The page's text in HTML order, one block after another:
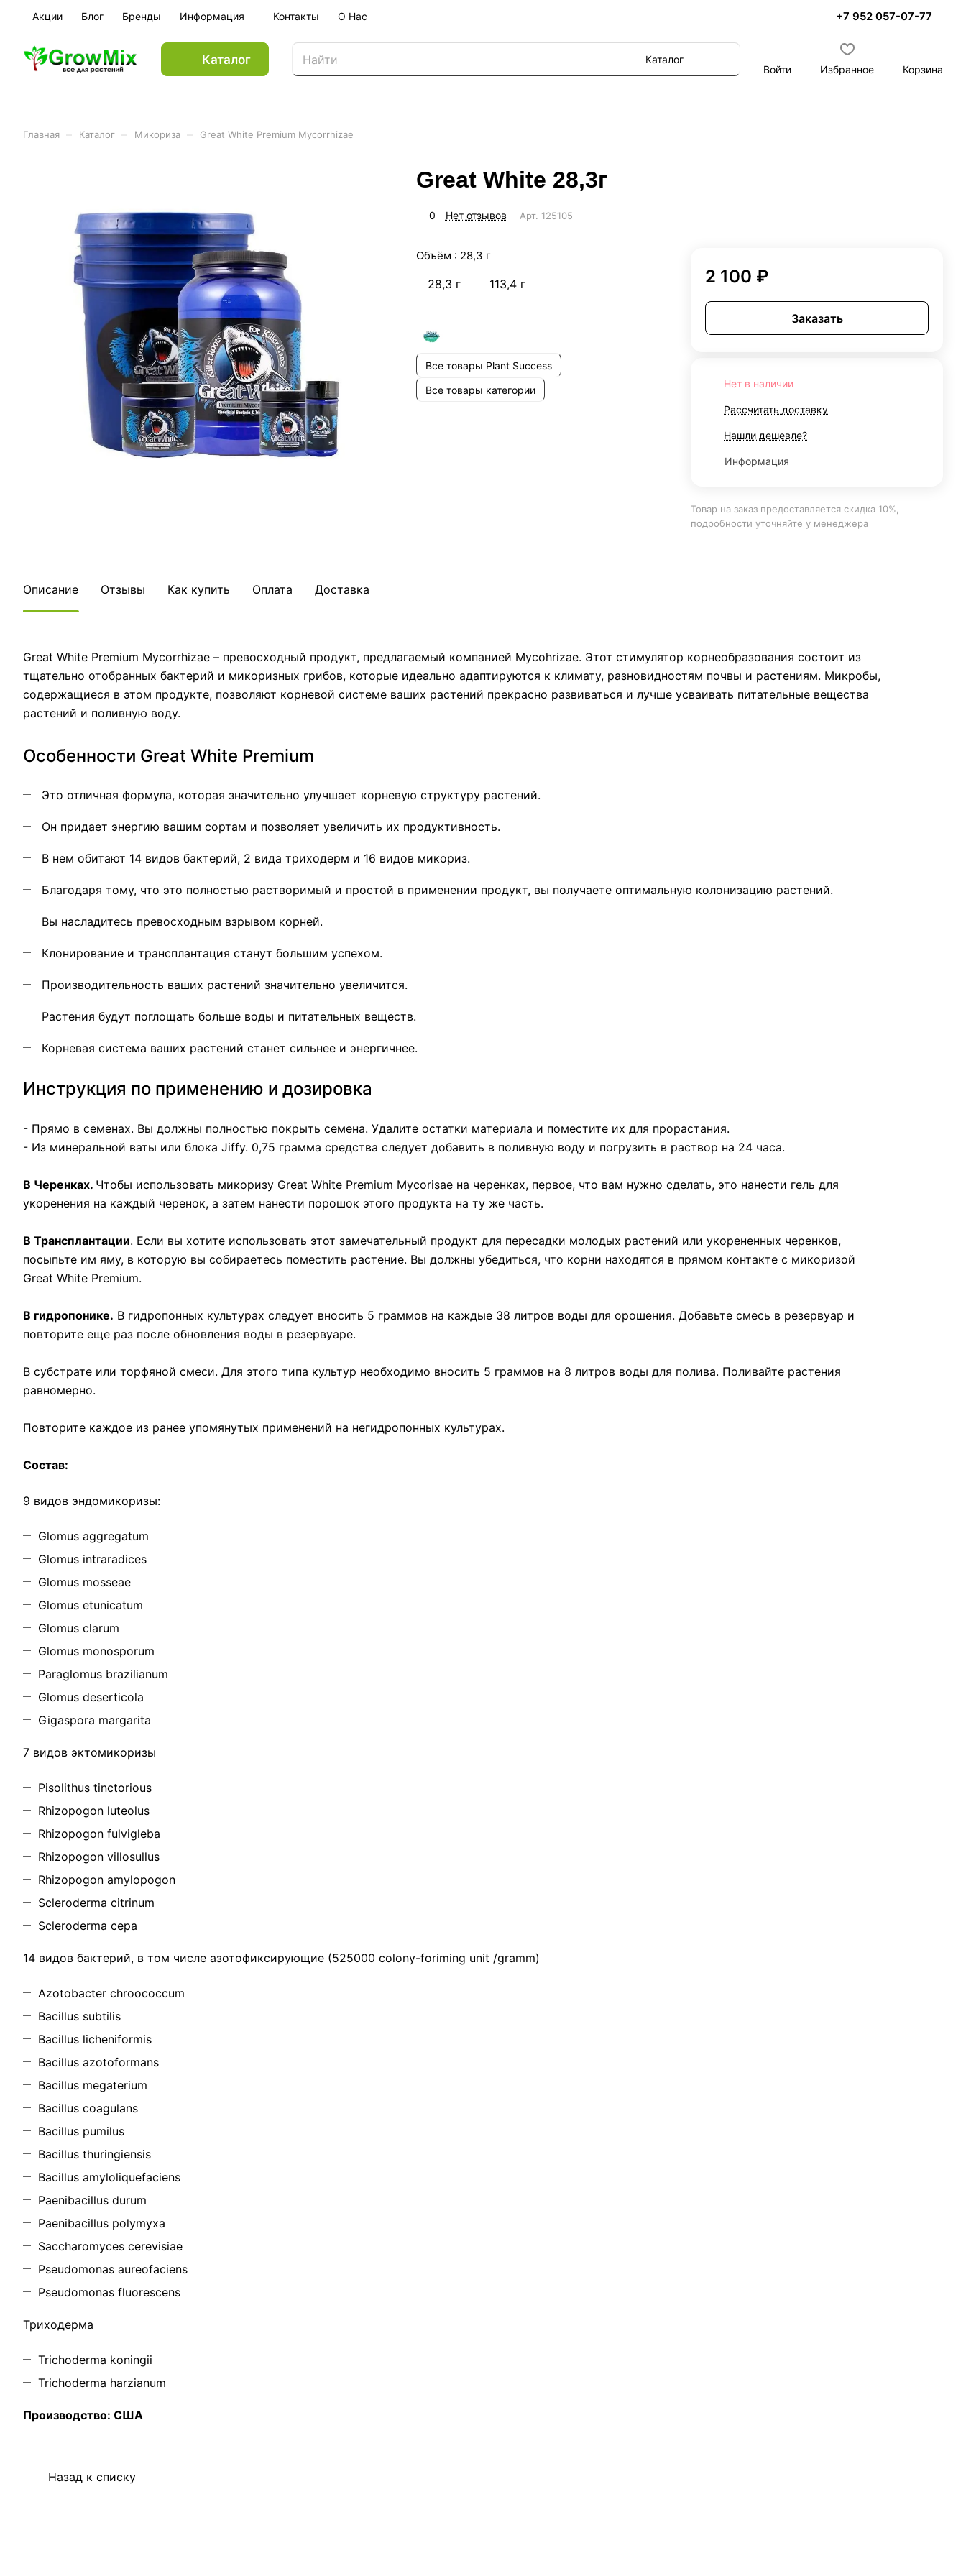
Акции Блог Бренды Информация Контакты О Нас +7 952 057-07-77
Каталог
Каталог
Войти
Избранное Корзина
Главная Каталог Микориза Great White Premium Mycorrhizae
Great White 28,3г
0 Нет отзывов Арт. 125105
Объём : 28,3 г
28,3 г 113,4 г
Все товары Plant Success
Все товары категории
2 100 ₽
Заказать
Нет в наличии
Рассчитать доставку
Нашли дешевле?
Информация
Товар на заказ предоставляется скидка 10%,
подробности уточняйте у менеджера
Описание Отзывы Как купить Оплата Доставка
Great White Premium Mycorrhizae – превосходный продукт, предлагаемый компанией Mycohrizae. Этот стимулятор корнеобразования состоит из
тщательно отобранных бактерий и микоризных грибов, которые идеально адаптируются к климату, разновидностям почвы и растениям. Микробы,
содержащиеся в этом продукте, позволяют корневой системе ваших растений прекрасно развиваться и лучше усваивать питательные вещества
растений и поливную воду.
Особенности Great White Premium
Это отличная формула, которая значительно улучшает корневую структуру растений.
Он придает энергию вашим сортам и позволяет увеличить их продуктивность.
В нем обитают 14 видов бактерий, 2 вида триходерм и 16 видов микориз.
Благодаря тому, что это полностью растворимый и простой в применении продукт, вы получаете оптимальную колонизацию растений.
Вы насладитесь превосходным взрывом корней.
Клонирование и трансплантация станут большим успехом.
Производительность ваших растений значительно увеличится.
Растения будут поглощать больше воды и питательных веществ.
Корневая система ваших растений станет сильнее и энергичнее.
Инструкция по применению и дозировка
- Прямо в семенах. Вы должны полностью покрыть семена. Удалите остатки материала и поместите их для прорастания.
- Из минеральной ваты или блока Jiffy. 0,75 грамма средства следует добавить в поливную воду и погрузить в раствор на 24 часа.
В Черенках. Чтобы использовать микоризу Great White Premium Mycorisae на черенках, первое, что вам нужно сделать, это нанести гель для
укоренения на каждый черенок, а затем нанести порошок этого продукта на ту же часть.
В Трансплантации. Если вы хотите использовать этот замечательный продукт для пересадки молодых растений или укорененных черенков,
посыпьте им яму, в которую вы собираетесь поместить растение. Вы должны убедиться, что корни находятся в прямом контакте с микоризой
Great White Premium.
В гидропонике. В гидропонных культурах следует вносить 5 граммов на каждые 38 литров воды для орошения. Добавьте смесь в резервуар и
повторите еще раз после обновления воды в резервуаре.
В субстрате или торфяной смеси. Для этого типа культур необходимо вносить 5 граммов на 8 литров воды для полива. Поливайте растения
равномерно.
Повторите каждое из ранее упомянутых применений на негидропонных культурах.
Состав:
9 видов эндомикоризы:
Glomus aggregatum
Glomus intraradices
Glomus mosseae
Glomus etunicatum
Glomus clarum
Glomus monosporum
Paraglomus brazilianum
Glomus deserticola
Gigaspora margarita
7 видов эктомикоризы
Pisolithus tinctorious
Rhizopogon luteolus
Rhizopogon fulvigleba
Rhizopogon villosullus
Rhizopogon amylopogon
Scleroderma citrinum
Scleroderma cepa
14 видов бактерий, в том числе азотофиксирующие (525000 colony-foriming unit /gramm)
Azotobacter chroococcum
Bacillus subtilis
Bacillus licheniformis
Bacillus azotoformans
Bacillus megaterium
Bacillus coagulans
Bacillus pumilus
Bacillus thuringiensis
Bacillus amyloliquefaciens
Paenibacillus durum
Paenibacillus polymyxa
Saccharomyces cerevisiae
Pseudomonas aureofaciens
Pseudomonas fluorescens
Триходерма
Trichoderma koningii
Trichoderma harzianum
Производство: США​​​​​​​
Назад к списку